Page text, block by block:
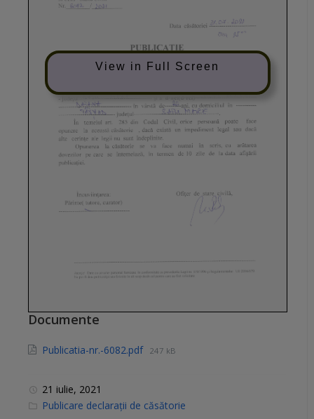
View in Full Screen
Documente
Publicatia-nr.-6082.pdf 247 kB
21 iulie, 2021
C
Publicare declarații de căsătorie